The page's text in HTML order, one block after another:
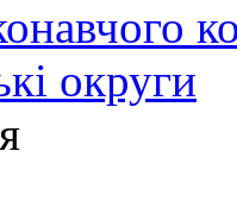
округи